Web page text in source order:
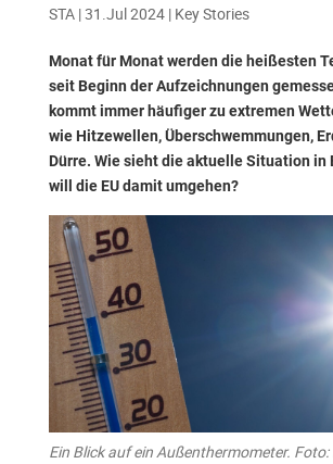
STA|31.Jul 2024| Key Stories
Monat für Monat werden die heißesten
seit Beginn der Aufzeichnungen
kommt immer häufiger zu extremen
wie Hitzewellen, Überschwemmungen,
Dürre. Wie sieht die aktuelle Situation in
will die EU damit umgehen?
Ein Blick auf ein Außenthermometer.